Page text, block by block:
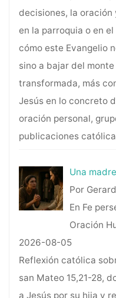
decisiones, la oración
en la parroquia o en
cómo este Evangelio
sino a bajar del
transformada, más
Jesús en lo concreto
oración personal,
publicaciones
Una
Por
En Fe
Oración
2026-08-05
Reflexión católica
san Mateo 15,21-28,
a Jesús por su hija y